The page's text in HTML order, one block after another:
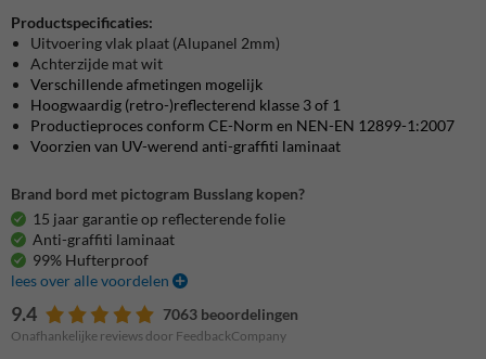
Productspecificaties:
Uitvoering vlak plaat (Alupanel 2mm)
Achterzijde mat wit
Verschillende afmetingen mogelijk
Hoogwaardig (retro-)reflecterend klasse 3 of 1
Productieproces conform CE-Norm en NEN-EN 12899-1:2007
Voorzien van UV-werend anti-graffiti laminaat
Brand bord met pictogram Busslang kopen?
15 jaar garantie op reflecterende folie
Anti-graffiti laminaat
99% Hufterproof
lees over alle voordelen
9.4 7063 beoordelingen
Onafhankelijke reviews door FeedbackCompany